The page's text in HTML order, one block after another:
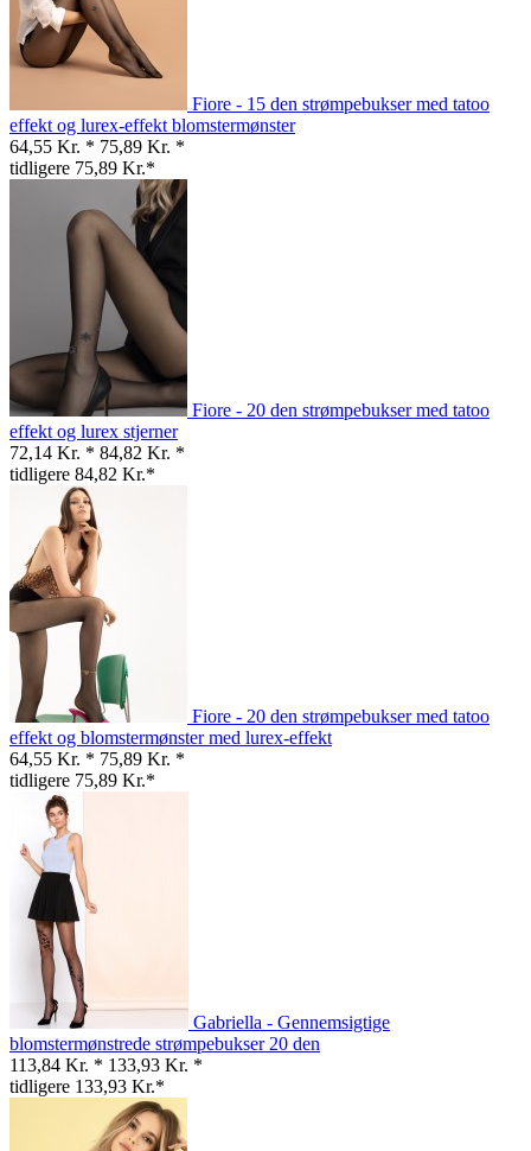
Fiore - 15 den strømpebukser med tatoo
effekt og lurex-effekt blomstermønster
64,55 Kr. * 75,89 Kr. *
tidligere 75,89 Kr.*
Fiore - 20 den strømpebukser med tatoo
effekt og lurex stjerner
72,14 Kr. * 84,82 Kr. *
tidligere 84,82 Kr.*
Fiore - 20 den strømpebukser med tatoo
effekt og blomstermønster med lurex-effekt
64,55 Kr. * 75,89 Kr. *
tidligere 75,89 Kr.*
Gabriella - Gennemsigtige
blomstermønstrede strømpebukser 20 den
113,84 Kr. * 133,93 Kr. *
tidligere 133,93 Kr.*